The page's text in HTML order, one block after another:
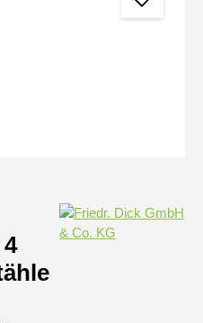
0 von 5 Sternen